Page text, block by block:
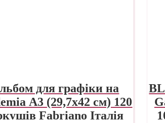
для графіки на
А3 (29,7х42 см) 120
Fabriano Італія